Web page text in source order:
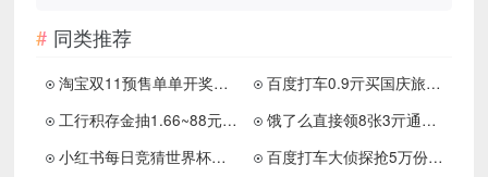
同类推荐
淘宝双11预售单单开奖抽红包
百度打车0.9亓买国庆旅行卡
工行积存金抽1.66~88元立减金
饿了么直接领8张3亓通用红包
小红书每日竞猜世界杯瓜分红包
百度打车大侦探抢5万份30亓券